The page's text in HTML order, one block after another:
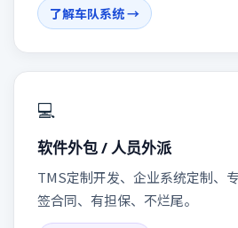
了解车队系统 →
💻
软件外包 / 人员外派
TMS定制开发、企业系统定制、
签合同、有担保、不烂尾。